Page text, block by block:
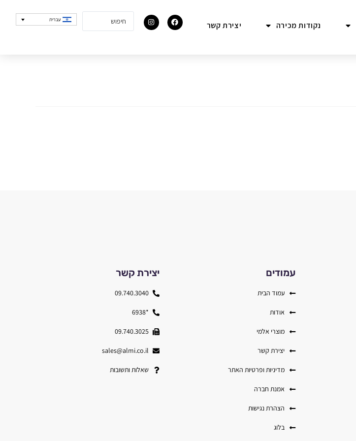
נקודות מכירה יצירת קשר
עברית
עמודים
עמוד הבית
אודות
מוצרי אלמי
יצירת קשר
מדיניות ופרטיות האתר
אמנת חברה
הצהרת נגישות
בלוג
יצירת קשר
09.740.3040
*6938
09.740.3025
sales@almi.co.il
שאלות ותשובות